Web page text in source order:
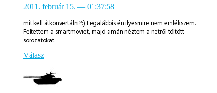
2011. február 15. — 01:37:58
mit kell átkonvertálni?:) Legalábbis én ilyesmire nem emlékszem.
Feltettem a smartmoviet, majd simán néztem a netről töltött
sorozatokat.
Válasz